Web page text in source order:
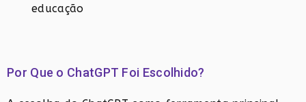
educação
Por Que o ChatGPT Foi Escolhido?